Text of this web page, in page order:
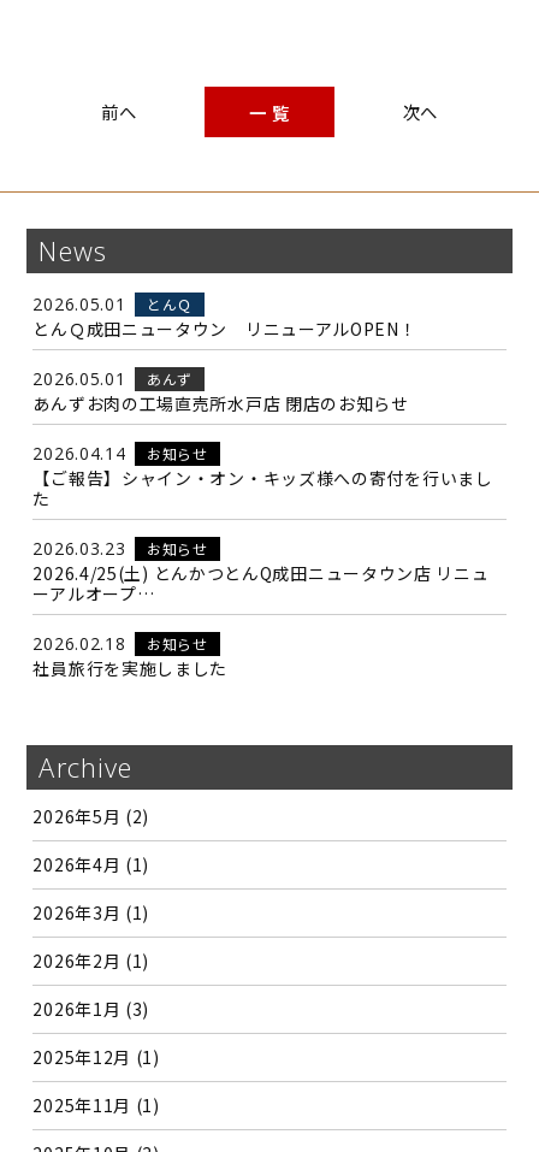
一 覧
News
2026.05.01 とんＱ
とんＱ成田ニュータウン リニューアルOPEN！
2026.05.01 あんず
あんずお肉の工場直売所水戸店 閉店のお知らせ
2026.04.14 お知らせ
【ご報告】シャイン・オン・キッズ様への寄付を行いまし
た
2026.03.23 お知らせ
2026.4/25(土) とんかつとんQ成田ニュータウン店 リニュ
ーアルオープ…
2026.02.18 お知らせ
社員旅行を実施しました
Archive
2026年5月 (2)
2026年4月 (1)
2026年3月 (1)
2026年2月 (1)
2026年1月 (3)
2025年12月 (1)
2025年11月 (1)